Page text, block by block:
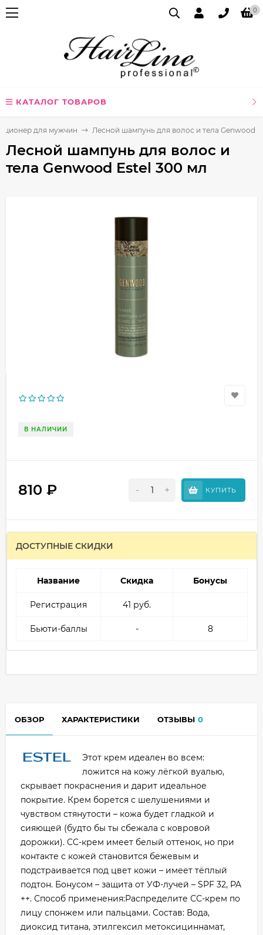
0
КАТАЛОГ ТОВАРОВ
для мужчин Лесной шампунь для волос и тела Genwood
Лесной шампунь для волос и
тела Genwood Estel 300 мл
В НАЛИЧИИ
810 ₽ - + КУПИТЬ
ДОСТУПНЫЕ СКИДКИ
Название Скидка Бонусы
Регистрация 41 руб.
Бьюти-баллы - 8
ОБЗОР ХАРАКТЕРИСТИКИ ОТЗЫВЫ 0
Этот крем идеален во всем:
ложится на кожу лёгкой вуалью,
скрывает покраснения и дарит идеальное
покрытие. Крем борется с шелушениями и
чувством стянутости – кожа будет гладкой и
сияющей (будто бы ты сбежала с ковровой
дорожки). CC-крем имеет белый оттенок, но при
контакте с кожей становится бежевым и
подстраивается под цвет кожи – имеет тёплый
подтон. Бонусом – защита от УФ-лучей – SPF 32, PA
++. Способ применения:Распределите СС-крем по
лицу спонжем или пальцами. Состав: Вода,
диоксид титана, этилгексил метоксициннамат,